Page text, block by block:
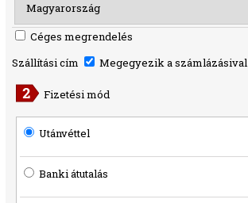
Céges megrendelés
Szállítási cím
Megegyezik a számlázásival
Fizetési mód
Utánvéttel
Banki átutalás